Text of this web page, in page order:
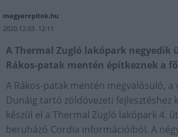
magyarepitok.hu
2020.12.03. 12:11
A Thermal Zugló lakópark negyedik
Rákos-patak mentén építkeznek a
A Rákos-patak mentén megvalósuló,
Dunáig tartó zöldövezeti fejlesztéshez
készül el a Thermal Zugló lakópark 4.
beruházó Cordia információiból. A